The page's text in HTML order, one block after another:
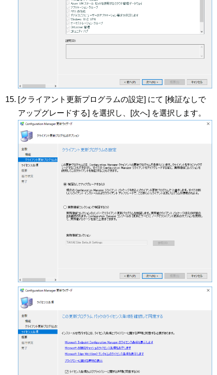
[クライアント更新プログラムの設定] にて [検証なしで
アップグレードする] を選択し、[次へ] を選択します。